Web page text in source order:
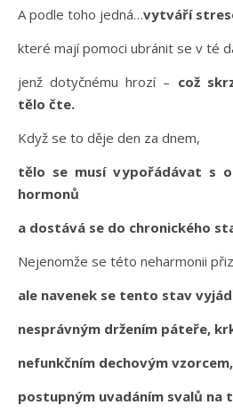
A podle toho jedná…vytváří
které mají pomoci ubránit se v té
jenž dotyčnému hrozí – což
tělo čte.
Když se to děje den za dnem,
tělo se musí vypořádávat s
hormonů
a dostává se do chronického
Nejenomže se této neharmonii
ale navenek se tento stav
nesprávným držením páteře,
nefunkčním dechovým vzorcem,
postupným uvadáním svalů na